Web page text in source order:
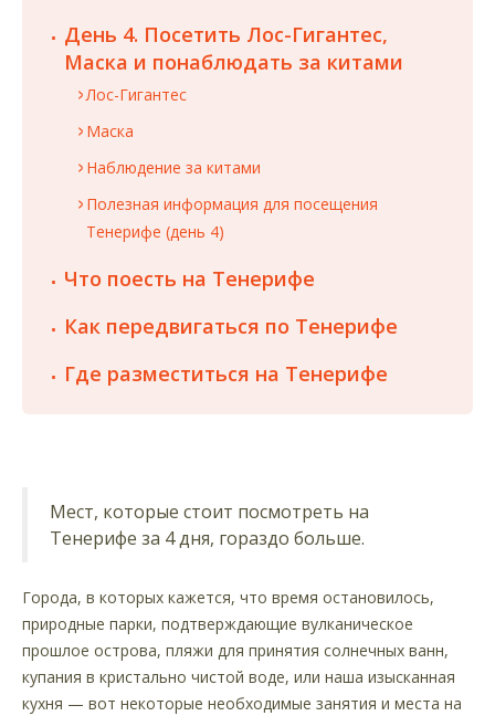
День 4. Посетить Лос-Гигантес,
Маска и понаблюдать за китами
Лос-Гигантес
Маска
Наблюдение за китами
Полезная информация для посещения
Тенерифе (день 4)
Что поесть на Тенерифе
Как передвигаться по Тенерифе
Где разместиться на Тенерифе
Мест, которые стоит посмотреть на
Тенерифе за 4 дня, гораздо больше.
Города, в которых кажется, что время остановилось,
природные парки, подтверждающие вулканическое
прошлое острова, пляжи для принятия солнечных ванн,
купания в кристально чистой воде, или наша изысканная
кухня — вот некоторые необходимые занятия и места на